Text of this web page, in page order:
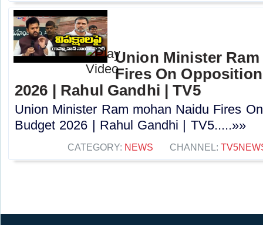
Union Minister
Fires On
2026 | Rahul Gandhi | TV5
Union Minister Ram mohan Naidu Fires
Budget 2026 | Rahul Gandhi | TV5.....»»
CATEGORY: NEWS CHANNEL: